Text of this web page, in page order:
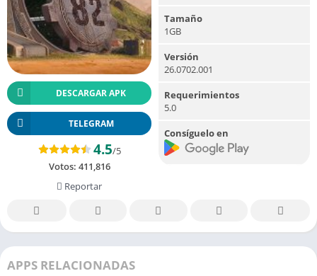
DESCARGAR APK
TELEGRAM
4.5/5
Votos: 411,816
Reportar
Tamaño
1GB
Versión
26.0702.001
Requerimientos
5.0
Consíguelo en
APPS RELACIONADAS